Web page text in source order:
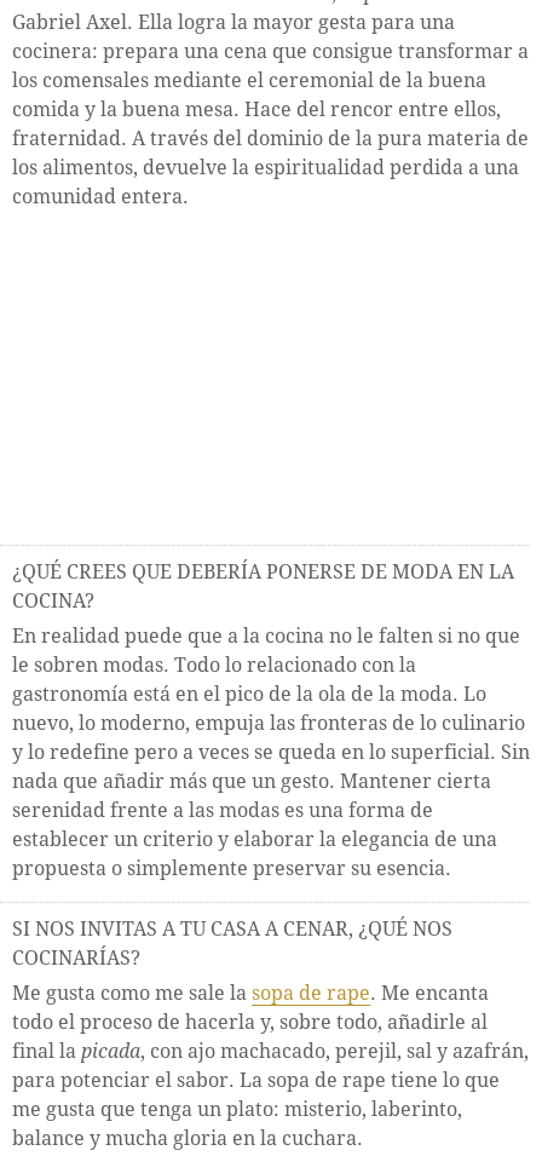
Gabriel Axel. Ella logra la mayor gesta para una
cocinera: prepara una cena que consigue transformar a
los comensales mediante el ceremonial de la buena
comida y la buena mesa. Hace del rencor entre ellos,
fraternidad. A través del dominio de la pura materia de
los alimentos, devuelve la espiritualidad perdida a una
comunidad entera.
¿QUÉ CREES QUE DEBERÍA PONERSE DE MODA EN LA
COCINA?
En realidad puede que a la cocina no le falten si no que
le sobren modas. Todo lo relacionado con la
gastronomía está en el pico de la ola de la moda. Lo
nuevo, lo moderno, empuja las fronteras de lo culinario
y lo redefine pero a veces se queda en lo superficial. Sin
nada que añadir más que un gesto. Mantener cierta
serenidad frente a las modas es una forma de
establecer un criterio y elaborar la elegancia de una
propuesta o simplemente preservar su esencia.
SI NOS INVITAS A TU CASA A CENAR, ¿QUÉ NOS
COCINARÍAS?
Me gusta como me sale la sopa de rape. Me encanta
todo el proceso de hacerla y, sobre todo, añadirle al
final la picada, con ajo machacado, perejil, sal y azafrán,
para potenciar el sabor. La sopa de rape tiene lo que
me gusta que tenga un plato: misterio, laberinto,
balance y mucha gloria en la cuchara.